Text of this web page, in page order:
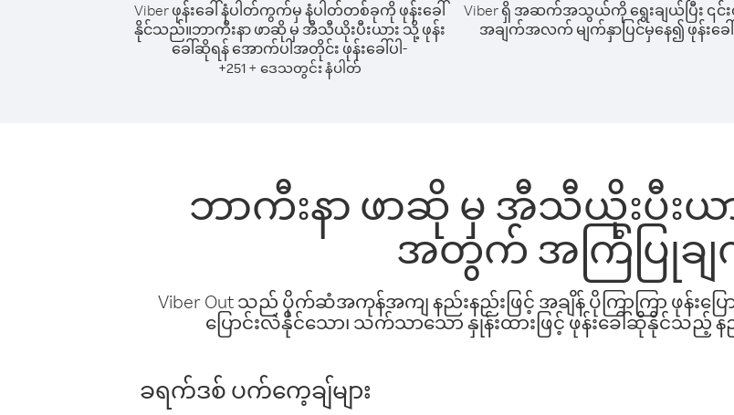
Viber ဖုန်းခေါ်နံပါတ်ကွက်မှ နံပါတ်တစ်ခုကို ဖုန်းခေါ်
နိုင်သည်။ဘာကီးနာ ဖာဆို မှ အီသီယိုးပီးယား သို့ ဖုန်း
ခေါ်ဆိုရန် အောက်ပါအတိုင်း ဖုန်းခေါ်ပါ-
+251+ ဒေသတွင်း နံပါတ်
Viber ရှိ အဆက်အသွယ်ကို ရွေးချယ်ပြီး ၎
အချက်အလက် မျက်နှာပြင်မှနေ၍ ဖုန်းခေါ်
ဘာကီးနာ ဖာဆို မှ အီသီယိုးပီးယာ
အတွက် အကြံပြုချက်
Viber Out သည် ပိုက်ဆံအကုန်အကျ နည်းနည်းဖြင့် အချိန် ပိုကြာကြာ ဖုန်း
ပြောင်းလဲနိုင်သော၊ သက်သာသော နှုန်းထားဖြင့် ဖုန်းခေါ်ဆိုနိုင်သည့်
ခရက်ဒစ် ပက်ကေ့ချ်များ